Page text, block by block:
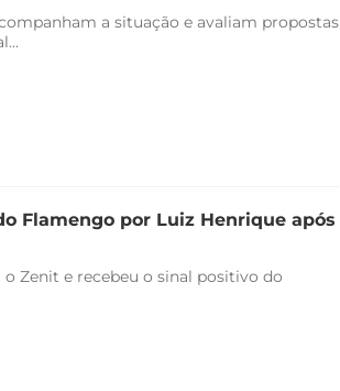
a situação e avaliam propostas
Flamengo por Luiz Henrique após
Zenit e recebeu o sinal positivo do